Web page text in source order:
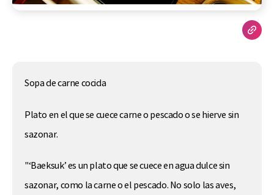
Sopa de carne cocida
Plato en el que se cuece carne o pescado o se hierve sin
sazonar.
"‘Baeksuk’ es un plato que se cuece en agua dulce sin
sazonar, como la carne o el pescado. No solo las aves,